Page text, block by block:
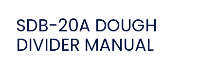
SDB-20A DOUGH
DIVIDER MANUAL